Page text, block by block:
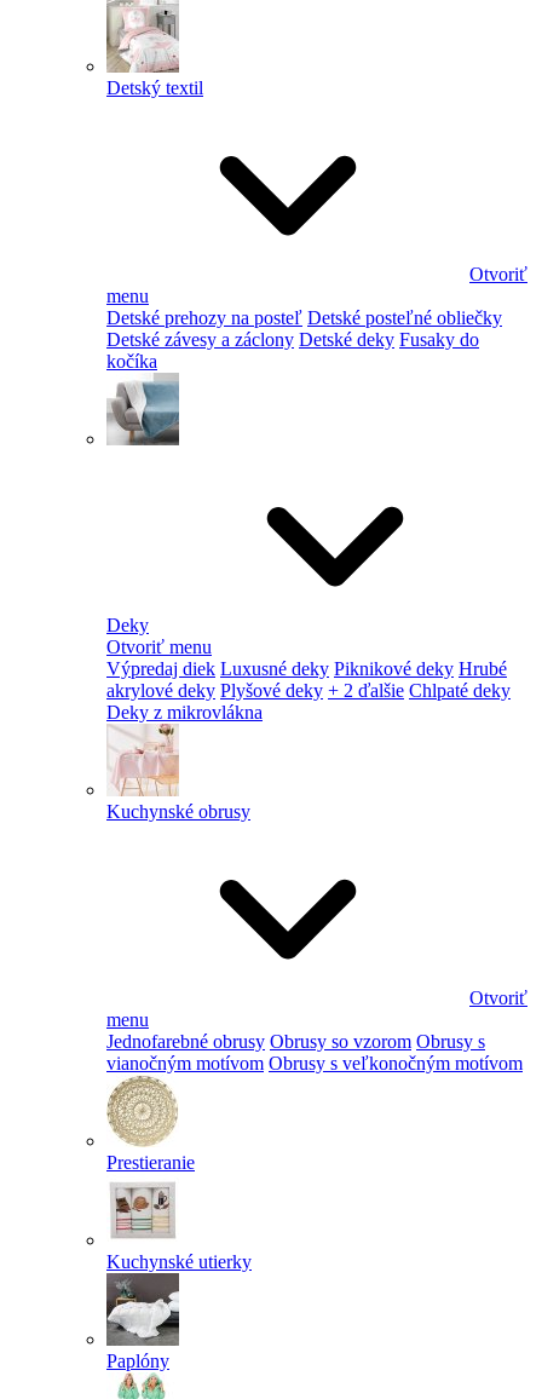
Detský textil
Otvoriť
menu
Detské prehozy na posteľ Detské posteľné obliečky
Detské závesy a záclony Detské deky Fusaky do
kočíka
Deky
Otvoriť menu
Výpredaj diek Luxusné deky Piknikové deky Hrubé
akrylové deky Plyšové deky + 2 ďalšie Chlpaté deky
Deky z mikrovlákna
Kuchynské obrusy
Otvoriť
menu
Jednofarebné obrusy Obrusy so vzorom Obrusy s
vianočným motívom Obrusy s veľkonočným motívom
Prestieranie
Kuchynské utierky
Paplóny